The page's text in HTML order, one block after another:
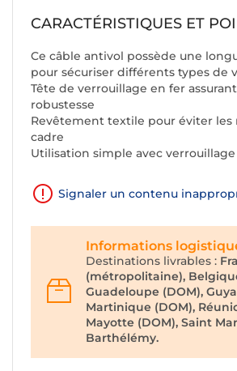
CARACTÉRISTIQUES ET
Ce câble antivol possède une
pour sécuriser différents types de
Tête de verrouillage en fer
robustesse
Revêtement textile pour éviter les
cadre
Utilisation simple avec
Signaler un contenu
Informations
Destinations livrables :
(métropolitaine),
Guadeloupe (DOM),
Martinique (DOM),
Mayotte (DOM), Saint
Barthélémy.